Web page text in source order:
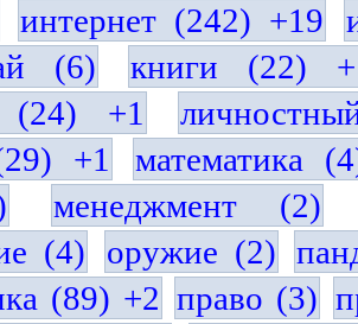
интернет (242) +19
(6)
книги (22)
(24) +1
+1
математика
менеджмент (2)
(4)
оружие (2)
(89) +2 право (3)